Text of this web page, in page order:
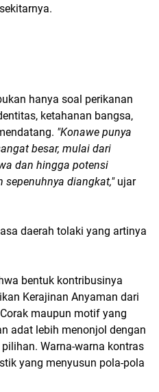
hanya soal perikanan
ketahanan bangsa,
"Konawe punya
besar, mulai dari
dan hingga potensi
diangkat,"ujar
daerah tolaki yang artinya
bentuk kontribusinya
Kerajinan Anyaman dari
maupun motif yang
adat lebih menonjol dengan
Warna-warna kontras
yang menyusun pola-pola